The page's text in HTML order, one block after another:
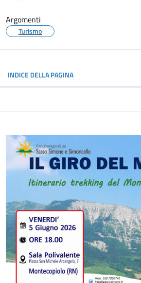
Argomenti
Turismo
INDICE DELLA PAGINA